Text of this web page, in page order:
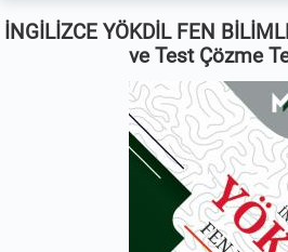
İNGİLİZCE YÖKDİL FEN
ve Test Çözme